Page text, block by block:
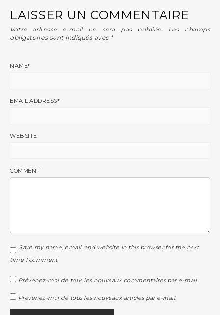
LAISSER UN COMMENTAIRE
Votre adresse e-mail ne sera pas publiée.
Les champs
obligatoires sont indiqués avec *
NAME*
EMAIL ADDRESS*
WEBSITE
COMMENT
Save my name, email, and website in this browser for the next
time I comment.
Prévenez-moi de tous les nouveaux commentaires par e-mail.
Prévenez-moi de tous les nouveaux articles par e-mail.